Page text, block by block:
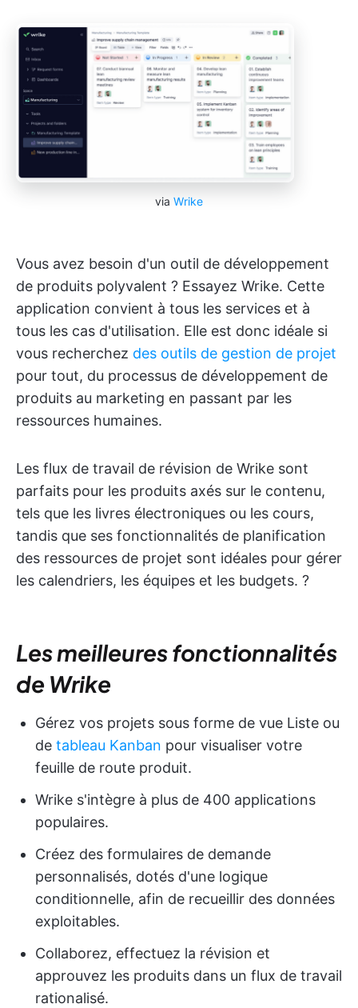
via Wrike
Vous avez besoin d'un outil de développement
de produits polyvalent ? Essayez Wrike. Cette
application convient à tous les services et à
tous les cas d'utilisation. Elle est donc idéale si
vous recherchez des outils de gestion de projet
pour tout, du processus de développement de
produits au marketing en passant par les
ressources humaines.
Les flux de travail de révision de Wrike sont
parfaits pour les produits axés sur le contenu,
tels que les livres électroniques ou les cours,
tandis que ses fonctionnalités de planification
des ressources de projet sont idéales pour gérer
les calendriers, les équipes et les budgets. ?
Les meilleures fonctionnalités
de Wrike
Gérez vos projets sous forme de vue Liste ou
de tableau Kanban pour visualiser votre
feuille de route produit.
Wrike s'intègre à plus de 400 applications
populaires.
Créez des formulaires de demande
personnalisés, dotés d'une logique
conditionnelle, afin de recueillir des données
exploitables.
Collaborez, effectuez la révision et
approuvez les produits dans un flux de travail
rationalisé.